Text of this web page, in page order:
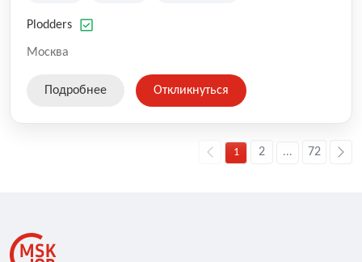
оказываемых услуг.
Plodders
Москва
Подробнее Откликнуться
1 2 ... 72